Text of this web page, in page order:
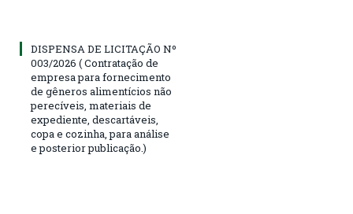
DISPENSA DE LICITAÇÃO Nº
003/2026 ( Contratação de
empresa para fornecimento
de gêneros alimentícios não
perecíveis, materiais de
expediente, descartáveis,
copa e cozinha, para análise
e posterior publicação.)